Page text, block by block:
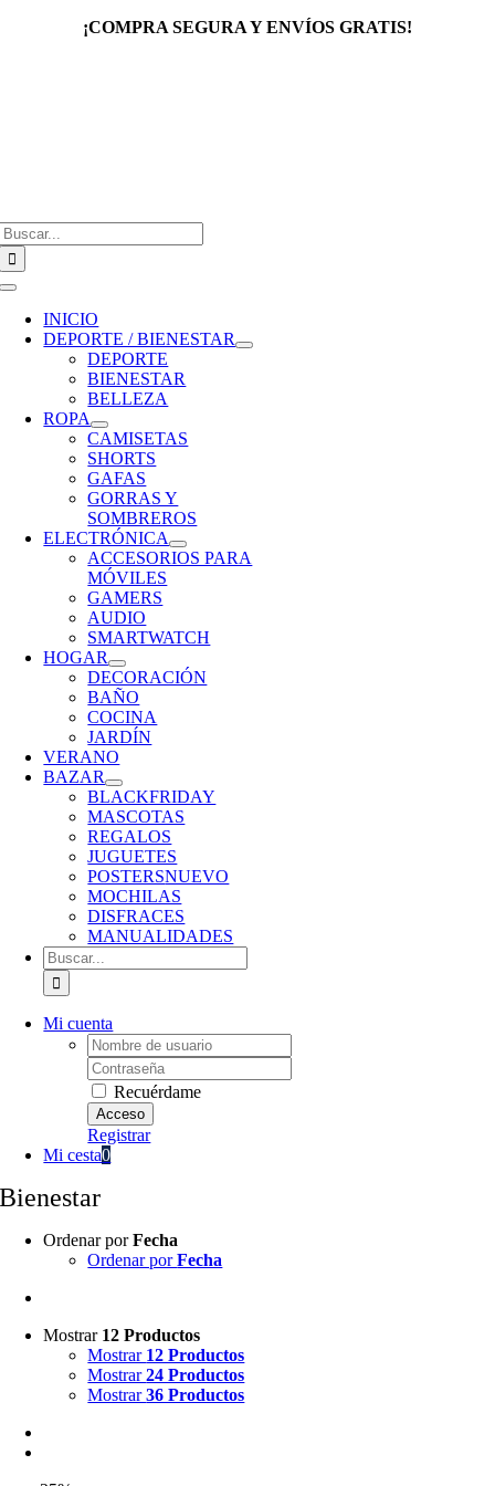
¡COMPRA SEGURA Y ENVÍOS GRATIS!
Toggle
Navigation
INICIO
DEPORTE / BIENESTAR
DEPORTE
BIENESTAR
BELLEZA
ROPA
CAMISETAS
SHORTS
GAFAS
GORRAS Y
SOMBREROS
ELECTRÓNICA
ACCESORIOS PARA
MÓVILES
GAMERS
AUDIO
SMARTWATCH
HOGAR
DECORACIÓN
BAÑO
COCINA
JARDÍN
VERANO
BAZAR
BLACKFRIDAY
MASCOTAS
REGALOS
JUGUETES
POSTERSNUEVO
MOCHILAS
DISFRACES
MANUALIDADES
Buscar:
Mi cuenta
Username:
Password:
Recuérdame
Registrar
Mi cesta0
Bienestar
Ordenar porFecha
Ordenar porFecha
Mostrar 12 Productos
Mostrar 12 Productos
Mostrar24 Productos
Mostrar36 Productos